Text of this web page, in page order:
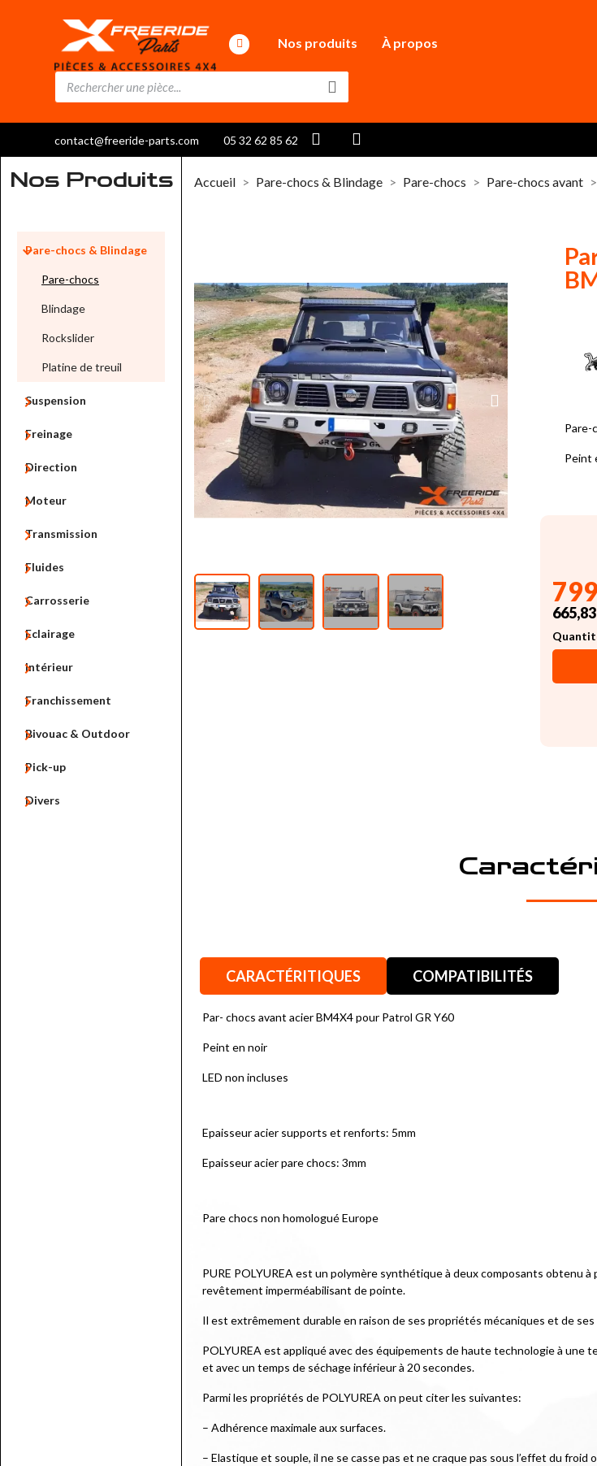
Nos produits À propos
contact@freeride-parts.com 05 32 62 85 62
Accueil Pare-chocs & Blindage Pare-chocs Pare-chocs avant
Nos Produits
Pare-chocs & Blindage

Pare-chocs
Blindage
Rockslider
Platine de treuil
Suspension

Freinage

Direction

Moteur

Transmission

Fluides

Carrosserie

Eclairage

Intérieur

Franchissement

Bivouac & Outdoor

Pick-up

Divers

Pare-
Peint
CARACTÉRITIQUES COMPATIBILITÉS
Par- chocs avant acier BM4X4 pour Patrol GR Y60
Peint en noir
LED non incluses
Epaisseur acier supports et renforts: 5mm
Epaisseur acier pare chocs: 3mm
Pare chocs non homologué Europe
PURE POLYUREA est un polymère synthétique à deux composants obtenu
revêtement imperméabilisant de pointe.
Il est extrêmement durable en raison de ses propriétés mécaniques et de
POLYUREA est appliqué avec des équipements de haute technologie à une
et avec un temps de séchage inférieur à 20 secondes.
Parmi les propriétés de POLYUREA on peut citer les suivantes:
– Adhérence maximale aux surfaces.
– Elastique et souple, il ne se casse pas et ne craque pas sous l’effet du froid